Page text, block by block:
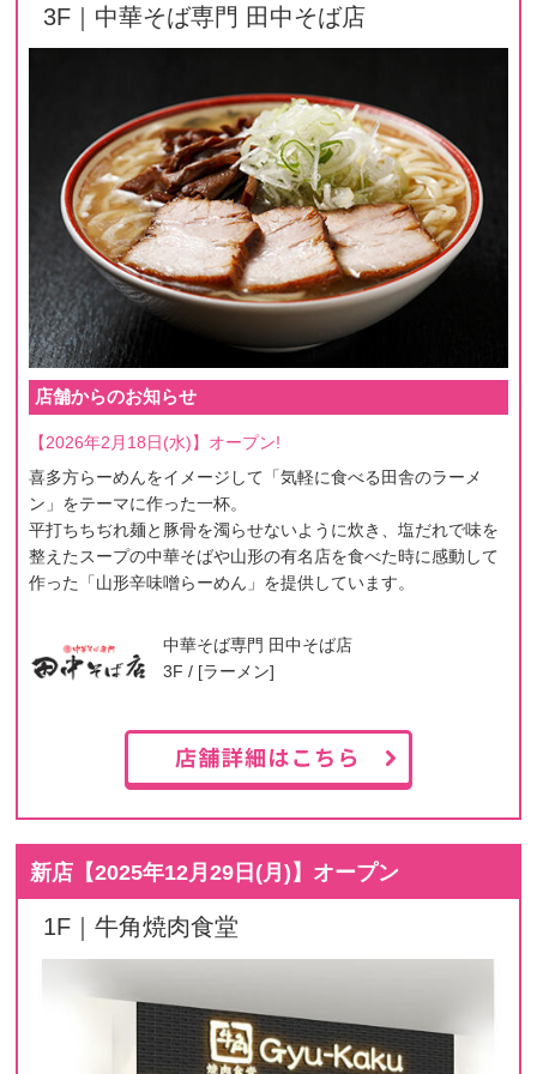
3F｜中華そば専門 田中そば店
店舗からのお知らせ
【2026年2月18日(水)】オープン!
喜多方らーめんをイメージして「気軽に食べる田舎のラーメ
ン」をテーマに作った一杯。
平打ちちぢれ麺と豚骨を濁らせないように炊き、塩だれで味を
整えたスープの中華そばや山形の有名店を食べた時に感動して
作った「山形辛味噌らーめん」を提供しています。
中華そば専門 田中そば店
3F / [ラーメン]
新店【2025年12月29日(月) 】オープン
1F｜牛角焼肉食堂